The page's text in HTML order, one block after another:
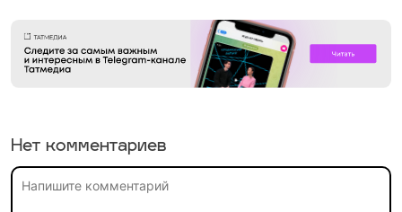
Нет комментариев